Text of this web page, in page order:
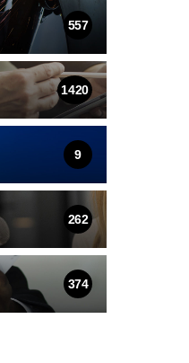
557
1420
9
262
374